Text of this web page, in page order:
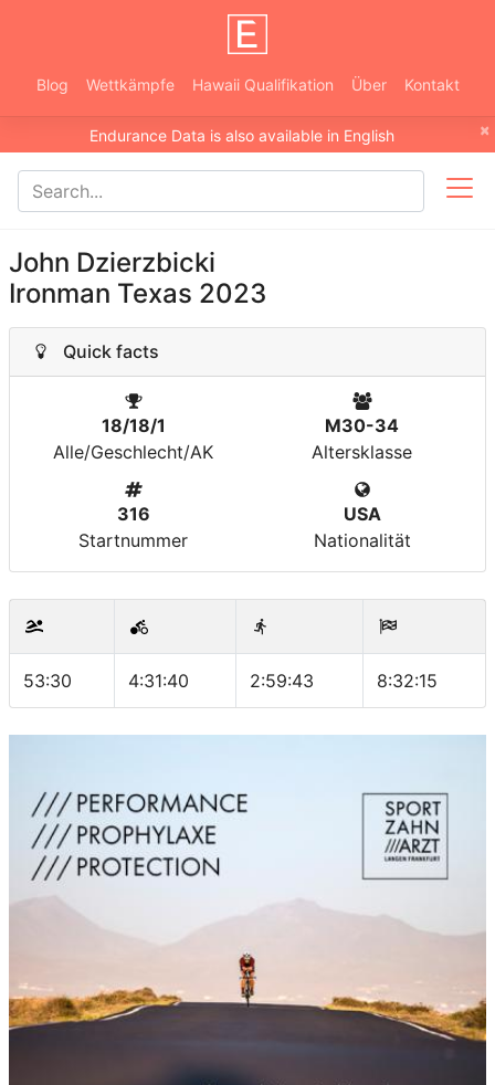
Blog Wettkämpfe Hawaii Qualifikation Über Kontakt
×
Endurance Data is also available in English
John Dzierzbicki
Ironman Texas 2023
Quick facts
18/18/1
Alle/Geschlecht/AK
M30-34
Altersklasse
316
Startnummer
USA
Nationalität
53:30 4:31:40 2:59:43 8:32:15